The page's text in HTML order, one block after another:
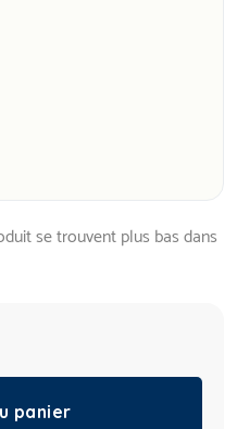
se trouvent plus bas dans
panier